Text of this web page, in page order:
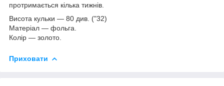
протримається кілька тижнів.
Висота кульки ― 80 див. ("32)
Матеріал ― фольга.
Колір ― золото.
Приховати